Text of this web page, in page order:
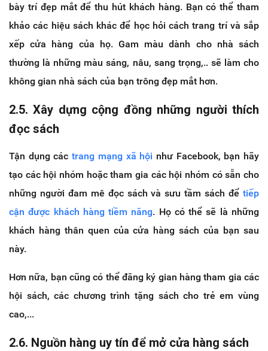
bày trí đẹp mắt để thu hút khách hàng. Bạn có thể tham
khảo các hiệu sách khác để học hỏi cách trang trí và sắp
xếp cửa hàng của họ. Gam màu dành cho nhà sách
thường là những màu sáng, nâu, sang trọng,.. sẽ làm cho
không gian nhà sách của bạn trông đẹp mắt hơn.
2.5. Xây dựng cộng đồng những người thích
đọc sách
Tận dụng cáctrang mạng xã hội như Facebook, bạn hãy
tạo các hội nhóm hoặc tham gia các hội nhóm có sẵn cho
những người đam mê đọc sách và sưu tầm sách để tiếp
cận được khách hàng tiềm năng. Họ có thể sẽ là những
khách hàng thân quen của cửa hàng sách của bạn sau
này.
Hơn nữa, bạn cũng có thể đăng ký gian hàng tham gia các
hội sách, các chương trình tặng sách cho trẻ em vùng
cao,...
2.6. Nguồn hàng uy tín để mở cửa hàng sách